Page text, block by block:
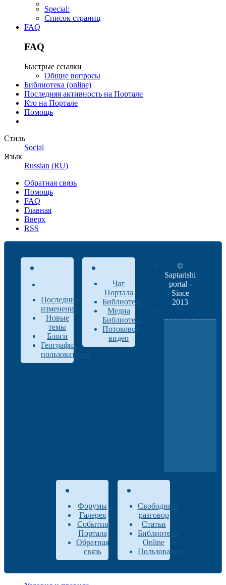
Special:
Список страниц
FAQ
FAQ
Быстрые ссылки
Общие вопросы
Библиотека (online)
Последняя активность на Портале
Кто на Портале
Помощь
Стиль
Social
Язык
Russian (RU)
Обратная связь
Помощь
FAQ
Главная
Вверх
RSS
Последние
изменения
Новые
темы
Блоги
География
пользователей
Чат
Портала
Библиотека
Медиа
Библиотека
Потоковое
видео
©
Saptarishi
portal -
Since
2013
Форумы
Галерея
События
Портала
Обратная
связь
Свободный
разговор
Статьи
Библиотека
Online
Пользователи